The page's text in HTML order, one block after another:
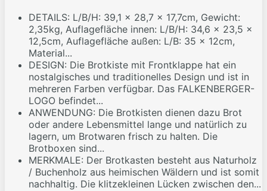
DETAILS: L/B/H: 39,1 x 28,7 x 17,7cm, Gewicht:
2,35kg, Auflagefläche innen: L/B/H: 34,6 x 23,5 x
12,5cm, Auflagefläche außen: L/B: 35 x 12cm,
Material...
DESIGN: Die Brotkiste mit Frontklappe hat ein
nostalgisches und traditionelles Design und ist in
mehreren Farben verfügbar. Das FALKENBERGER-
LOGO befindet...
ANWENDUNG: Die Brotkisten dienen dazu Brot
oder andere Lebensmittel lange und natürlich zu
lagern, um Brotwaren frisch zu halten. Die
Brotboxen sind...
MERKMALE: Der Brotkasten besteht aus Naturholz
/ Buchenholz aus heimischen Wäldern und ist somit
nachhaltig. Die klitzekleinen Lücken zwischen den...